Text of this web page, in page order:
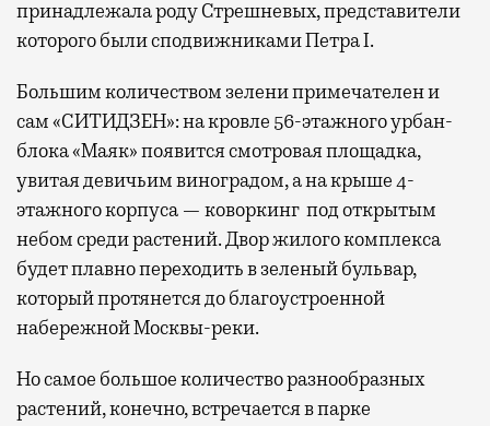
принадлежала роду Стрешневых, представители
которого были сподвижниками Петра I.
Большим количеством зелени примечателен и
сам «СИТИДЗЕН»: на кровле 56-этажного урбан-
блока «Маяк» появится смотровая площадка,
увитая девичьим виноградом, а на крыше 4-
этажного корпуса — коворкинг под открытым
небом среди растений. Двор жилого комплекса
будет плавно переходить в зеленый бульвар,
который протянется до благоустроенной
набережной Москвы-реки.
Но самое большое количество разнообразных
растений, конечно, встречается в парке